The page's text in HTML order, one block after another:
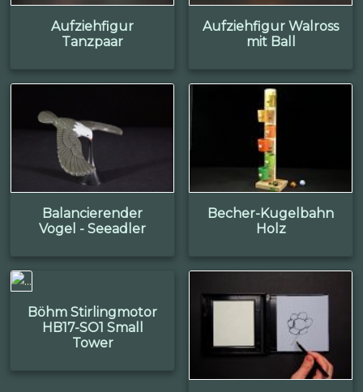
Aufziehfigur
Tanzpaar
Aufziehfigur Walross
mit Ball
Balancierender
Vogel - Seeadler
Becher-Kugelbahn
Holz
Böhm Stirlingmotor
HB17-SO1 Small
Tower